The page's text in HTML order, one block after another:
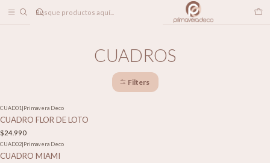
DECORACION MUROS CUADROS
CUADROS
Filters
CUAD01 Primavera Deco
CUADRO FLOR DE LOTO
$24.990
CUAD02|Primavera Deco
CUADRO MIAMI